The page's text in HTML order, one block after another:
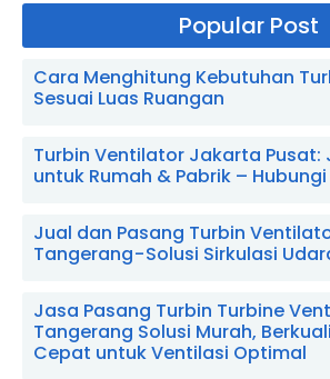
Popular Post
Cara Menghitung Kebutuhan
Sesuai Luas Ruangan
Turbin Ventilator Jakarta Pusat:
untuk Rumah & Pabrik – Hubungi
Jual dan Pasang Turbin
Tangerang - Solusi Sirkulasi
Jasa Pasang Turbin Turbine
Tangerang Solusi Murah,
Cepat untuk Ventilasi Optimal